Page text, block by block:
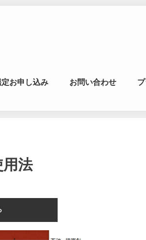
水ゼミナー
定お申し込み お問い合わせ
法